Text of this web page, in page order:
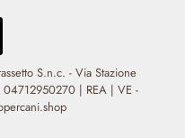
S.n.c. - Via Stazione
04712950270 | REA | VE -